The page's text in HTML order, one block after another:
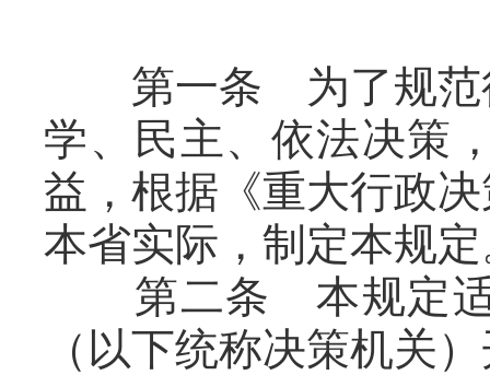
第一条 为了规范行
学、民主、依法决策
益，根据《重大行政
本省实际，制定本规
第二条 本规定适
（以下统称决策机关